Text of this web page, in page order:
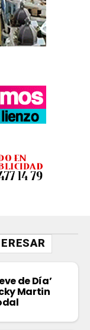
de Día’
Martin